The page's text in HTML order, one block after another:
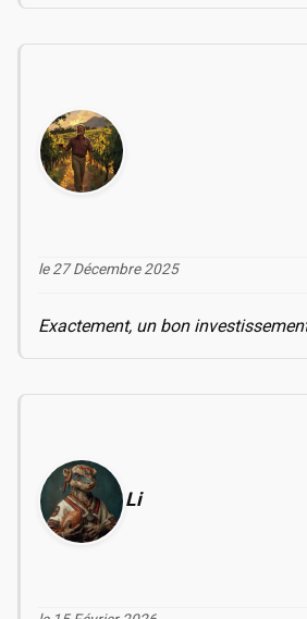
le 27 Décembre 2025
Exactement, un bon
Li